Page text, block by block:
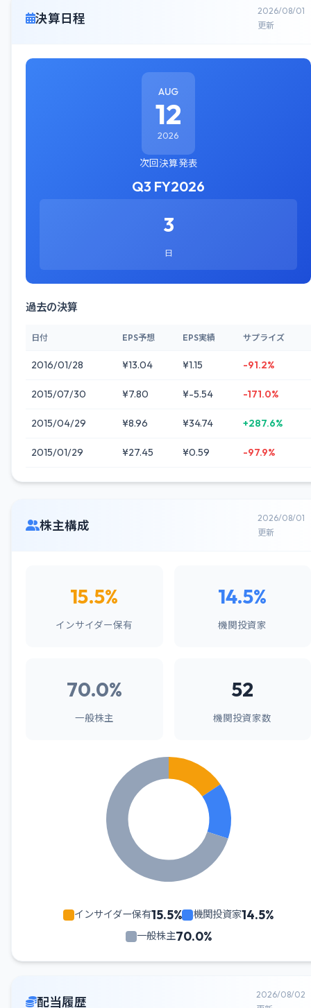
決算日程
2026/08/01
更新
AUG
12
2026
次回決算発表
Q3 FY2026
3
日
過去の決算
日付 EPS予想 EPS実績 サプライズ
2016/01/28 ¥13.04 ¥1.15 -91.2%
2015/07/30 ¥7.80 ¥-5.54 -171.0%
2015/04/29 ¥8.96 ¥34.74 +287.6%
2015/01/29 ¥27.45 ¥0.59 -97.9%
株主構成
2026/08/01
更新
15.5%
インサイダー保有
14.5%
機関投資家
70.0%
一般株主
52
機関投資家数
インサイダー保有15.5% 機関投資家14.5%
一般株主70.0%
配当履歴
2026/08/02